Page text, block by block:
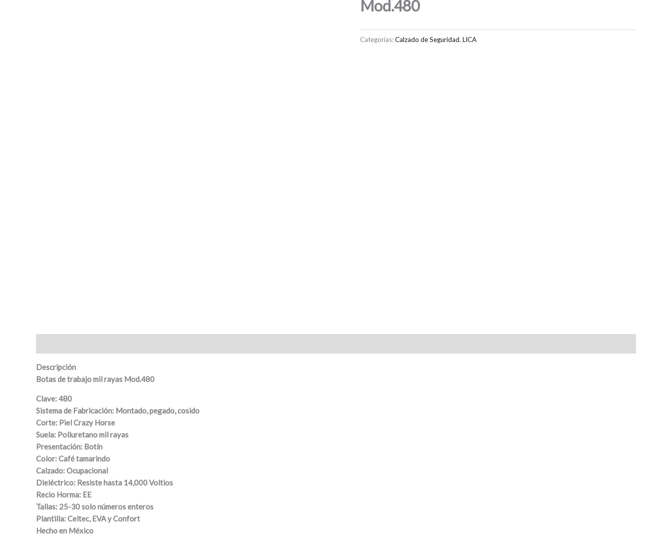
Mod.480
Categorías:Calzado de Seguridad, LICA
Descripción
Botas de trabajo mil rayas Mod.480
Clave: 480
Sistema de Fabricación: Montado, pegado, cosido
Corte: Piel Crazy Horse
Suela: Poliuretano mil rayas
Presentación: Botín
Color: Café tamarindo
Calzado: Ocupacional
Dieléctrico: Resiste hasta 14,000 Voltios
Recio Horma: EE
Tallas: 25-30 solo números enteros
Plantilla: Celtec, EVA y Confort
Hecho en México